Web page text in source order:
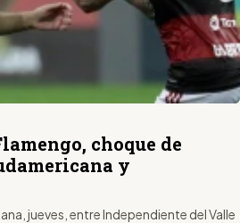
choque de
y
jueves, entre Independiente del Valle